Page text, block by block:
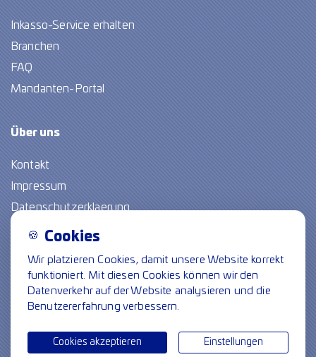
Inkasso-Service erhalten
Branchen
FAQ
Mandanten-Portal
Über uns
Kontakt
Impressum
Datenschutzerklaerung
Freie Stellen
Folge uns
© Spiegel crossmedia communicatie
🍪 Cookies
Wir platzieren Cookies, damit unsere Website korrekt
funktioniert. Mit diesen Cookies können wir den
Datenverkehr auf der Website analysieren und die
Benutzererfahrung verbessern.
Cookies akzeptieren Einstellungen